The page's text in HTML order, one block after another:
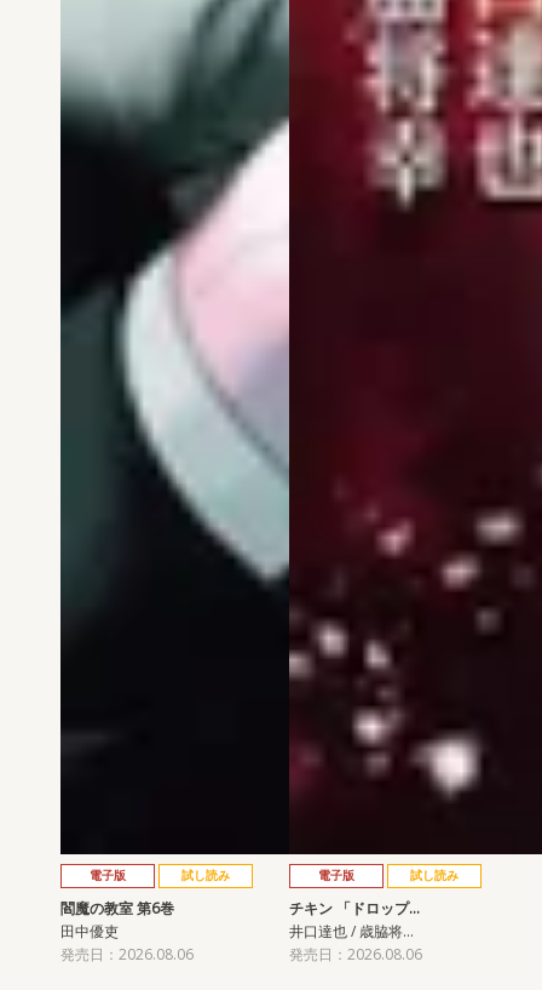
電子版 試し読み
閻魔の教室 第6巻
田中優吏
発売日：2026.08.06
電子版 試し読み
チキン 「ドロップ…
井口達也 / 歳脇将…
発売日：2026.08.06